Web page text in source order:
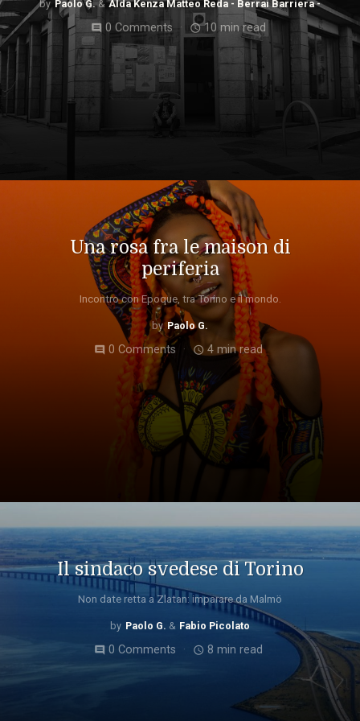
Paolo G. Alda Kenza Matteo Reda - Berrai Barriera -
comment 0 Comments access_time10 min read
Una rosa fra le maison di
periferia
Incontro con Epoque, tra Torino e il mondo.
Paolo G.
comment 0 Comments access_time 4 min read
Il sindaco svedese di Torino
Non date retta a Zlatan: imparare da Malmö
Paolo G. Fabio Picolato
comment0 Comments access_time 8 min read